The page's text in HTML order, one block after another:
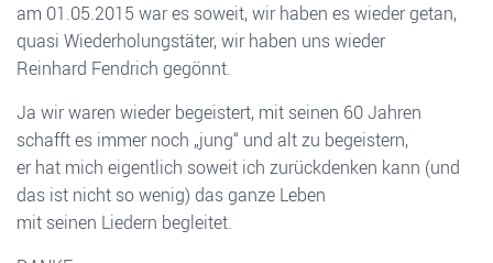
C
am 01.05.2015 war es soweit, wir haben es wieder getan,
quasi Wiederholungstäter, wir haben uns wieder
Reinhard Fendrich gegönnt.
Ja wir waren wieder begeistert, mit seinen 60 Jahren
schafft es immer noch „jung“ und alt zu begeistern,
er hat mich eigentlich soweit ich zurückdenken kann (und
das ist nicht so wenig) das ganze Leben
mit seinen Liedern begleitet.